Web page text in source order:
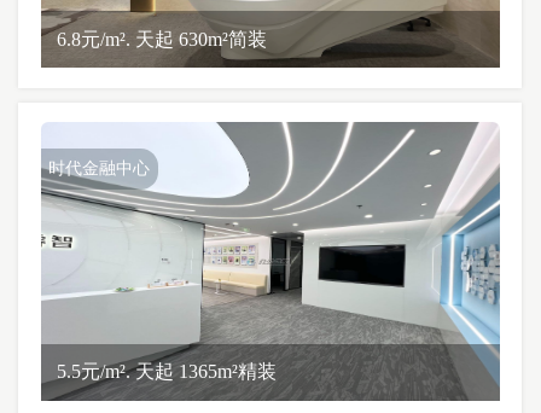
6.8元/m². 天起 630m²简装
时代金融中心
5.5元/m². 天起 1365m²精装